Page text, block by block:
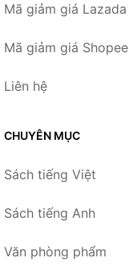
Mã giảm giá Lazada
Mã giảm giá Shopee
Liên hệ
CHUYÊN MỤC
Sách tiếng Việt
Sách tiếng Anh
Văn phòng phẩm